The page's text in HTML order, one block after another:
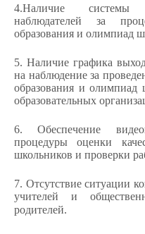
4.Наличие системы
наблюдателей за
образования и олимпиад
5. Наличие графика
на наблюдение за
образования и олимпиад
образовательных
6. Обеспечение
процедуры оценки
школьников и проверки
7. Отсутствие ситуации
учителей и
родителей.